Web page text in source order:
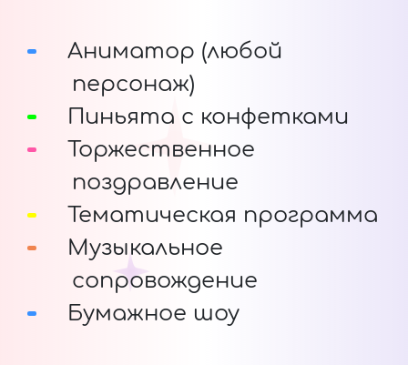
Аниматор (любой
персонаж)
Пиньята с конфетками
Торжественное
поздравление
Тематическая программа
Музыкальное
сопровождение
Бумажное шоу